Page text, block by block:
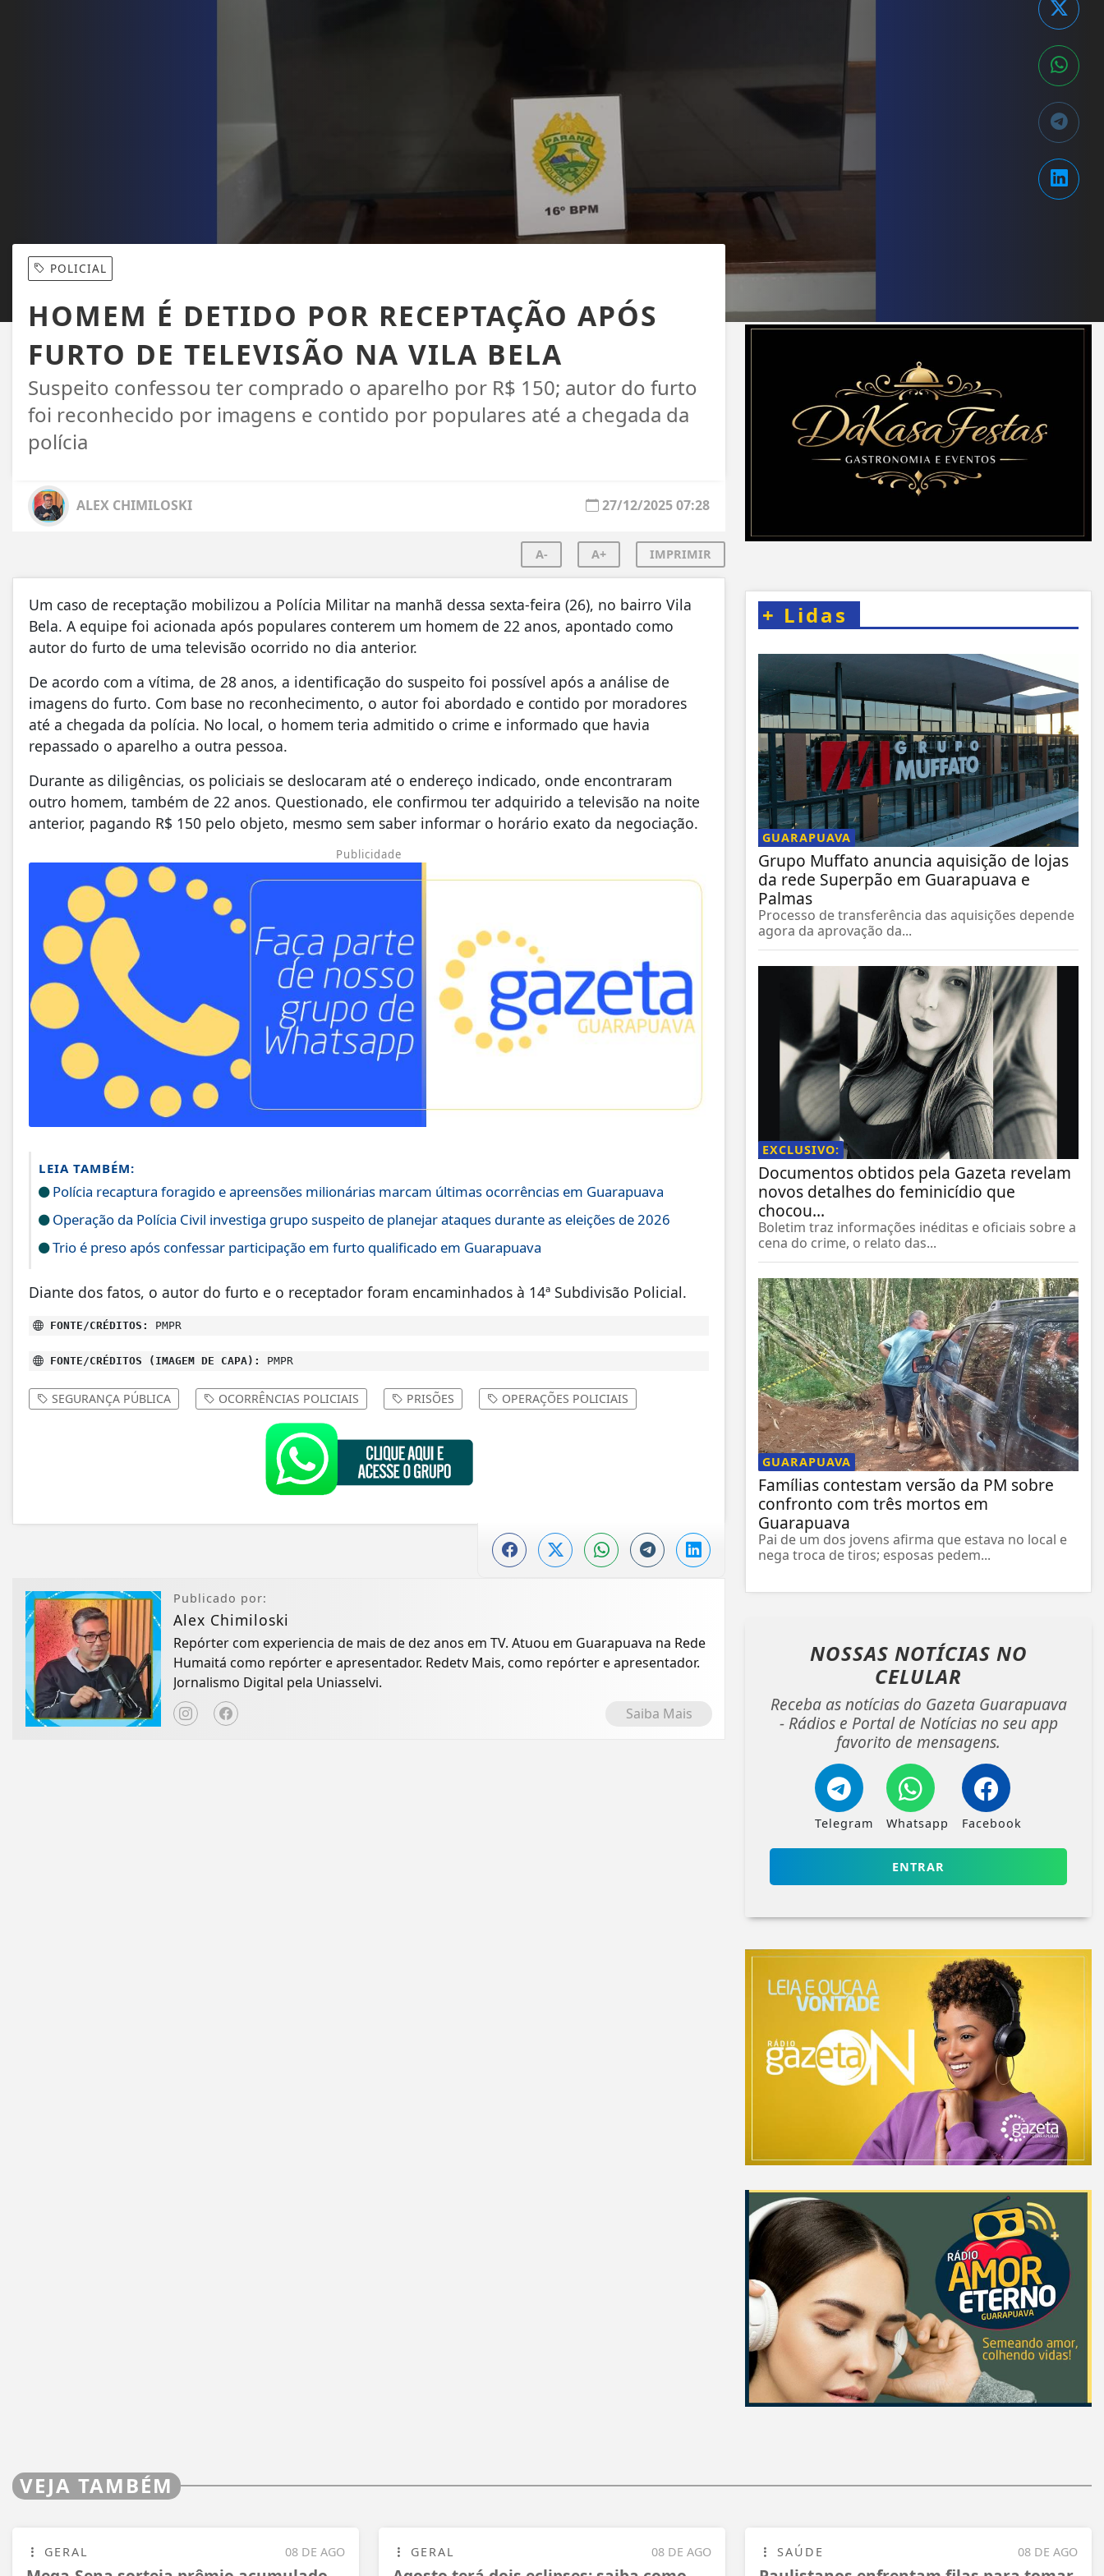
POLICIAL
HOMEM É DETIDO POR RECEPTAÇÃO APÓS
FURTO DE TELEVISÃO NA VILA BELA
Suspeito confessou ter comprado o aparelho por R$ 150; autor do furto
foi reconhecido por imagens e contido por populares até a chegada da
polícia
ALEX CHIMILOSKI 27/12/2025 07:28
A- A+ IMPRIMIR
Um caso de receptação mobilizou a Polícia Militar na manhã dessa sexta-feira (26), no bairro Vila
Bela. A equipe foi acionada após populares conterem um homem de 22 anos, apontado como
autor do furto de uma televisão ocorrido no dia anterior.
De acordo com a vítima, de 28 anos, a identificação do suspeito foi possível após a análise de
imagens do furto. Com base no reconhecimento, o autor foi abordado e contido por moradores
até a chegada da polícia. No local, o homem teria admitido o crime e informado que havia
repassado o aparelho a outra pessoa.
Durante as diligências, os policiais se deslocaram até o endereço indicado, onde encontraram
outro homem, também de 22 anos. Questionado, ele confirmou ter adquirido a televisão na noite
anterior, pagando R$ 150 pelo objeto, mesmo sem saber informar o horário exato da negociação.
Publicidade
LEIA TAMBÉM:
Polícia recaptura foragido e apreensões milionárias marcam últimas ocorrências em Guarapuava
Operação da Polícia Civil investiga grupo suspeito de planejar ataques durante as eleições de 2026
Trio é preso após confessar participação em furto qualificado em Guarapuava
Diante dos fatos, o autor do furto e o receptador foram encaminhados à 14ª Subdivisão Policial.
FONTE/CRÉDITOS: PMPR
FONTE/CRÉDITOS (IMAGEM DE CAPA): PMPR
SEGURANÇA PÚBLICA OCORRÊNCIAS POLICIAIS PRISÕES OPERAÇÕES POLICIAIS
Publicado por:
Alex Chimiloski
Repórter com experiencia de mais de dez anos em TV. Atuou em Guarapuava na Rede
Humaitá como repórter e apresentador. Redetv Mais, como repórter e apresentador.
Jornalismo Digital pela Uniasselvi.
Saiba Mais
+ Lidas
GUARAPUAVA
Grupo Muffato anuncia aquisição de lojas
da rede Superpão em Guarapuava e
Palmas
Processo de transferência das aquisições depende
agora da aprovação da...
EXCLUSIVO:
Documentos obtidos pela Gazeta revelam
novos detalhes do feminicídio que
chocou...
Boletim traz informações inéditas e oficiais sobre a
cena do crime, o relato das...
GUARAPUAVA
Famílias contestam versão da PM sobre
confronto com três mortos em
Guarapuava
Pai de um dos jovens afirma que estava no local e
nega troca de tiros; esposas pedem...
NOSSAS NOTÍCIAS NO
CELULAR
Receba as notícias do Gazeta Guarapuava
- Rádios e Portal de Notícias no seu app
favorito de mensagens.
Telegram Whatsapp Facebook
ENTRAR
VEJA TAMBÉM
08 DE AGO
GERAL 08 DE AGO
GERAL 08 DE AGO
SAÚDE